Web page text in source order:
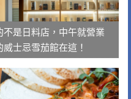
是日料店，中午就營業
士忌雪茄館在這！